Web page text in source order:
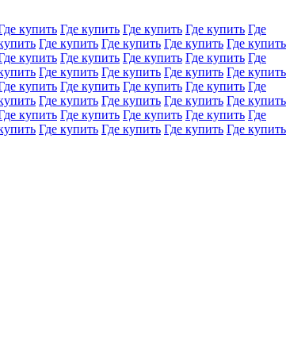
купить Где купить Где купить Где купить Где
Где купить Где купить Где купить Где купить
купить Где купить Где купить Где купить Где
Где купить Где купить Где купить Где купить
купить Где купить Где купить Где купить Где
Где купить Где купить Где купить Где купить
купить Где купить Где купить Где купить Где
Где купить Где купить Где купить Где купить